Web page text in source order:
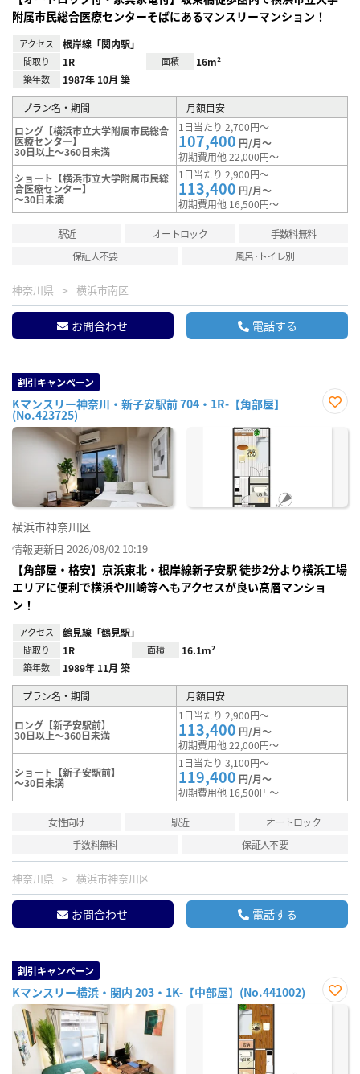
附属市民総合医療センターそばにあるマンスリーマンション！
アクセス 根岸線「関内駅」
間取り 1R 面積 16m²
築年数 1987年 10月 築
プラン名・期間
月額目安
ロング【横浜市立大学附属市民総合
医療センター】
30日以上～360日未満
1日当たり 2,700円～
107,400 円/月～
初期費用他 22,000円～
ショート【横浜市立大学附属市民総
合医療センター】
～30日未満
1日当たり 2,900円～
113,400 円/月～
初期費用他 16,500円～
駅近 オートロック
手数料無料
保証人不要
風呂･トイレ別
神奈川県 横浜市南区
お問合わせ 電話する
割引キャンペーン
Kマンスリー神奈川・新子安駅前 704・1R-【角部屋】
(No.423725)
に入
横浜市神奈川区
情報更新日 2026/08/02 10:19
【角部屋・格安】京浜東北・根岸線新子安駅 徒歩2分より横浜工場
エリアに便利で横浜や川崎等へもアクセスが良い高層マンショ
ン！
アクセス 鶴見線「鶴見駅」
間取り 1R 面積 16.1m²
築年数 1989年 11月 築
プラン名・期間 月額目安
ロング【新子安駅前】
30日以上～360日未満
1日当たり 2,900円～
113,400 円/月～
初期費用他 22,000円～
ショート【新子安駅前】
～30日未満
1日当たり 3,100円～
119,400 円/月～
初期費用他 16,500円～
女性向け 駅近
オートロック
手数料無料
保証人不要
神奈川県 横浜市神奈川区
お問合わせ 電話する
割引キャンペーン
Kマンスリー横浜・関内 203・1K-【中部屋】(No.441002)
お気